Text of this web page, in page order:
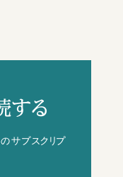
する
サブスクリプ